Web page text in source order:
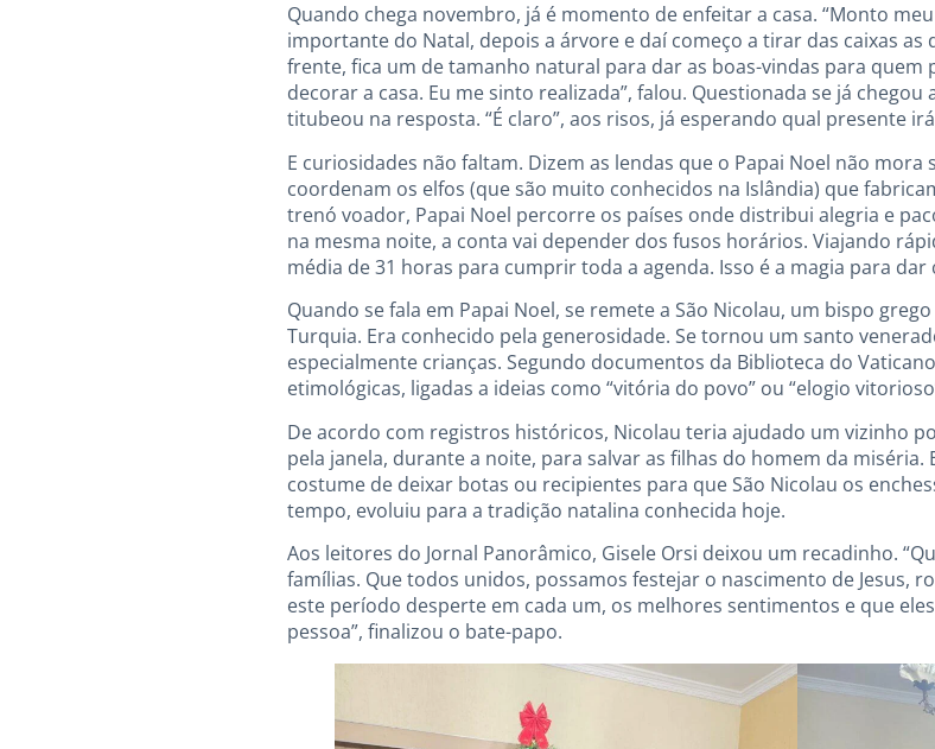
Quando chega novembro, já é momento de enfeitar a casa. “Monto
importante do Natal, depois a árvore e daí começo a tirar das caixas as
frente, fica um de tamanho natural para dar as boas-vindas para quem
decorar a casa. Eu me sinto realizada”, falou. Questionada se já
titubeou na resposta. “É claro”, aos risos, já esperando qual presente
E curiosidades não faltam. Dizem as lendas que o Papai Noel não mora
coordenam os elfos (que são muito conhecidos na Islândia) que
trenó voador, Papai Noel percorre os países onde distribui alegria e
na mesma noite, a conta vai depender dos fusos horários. Viajando
média de 31 horas para cumprir toda a agenda. Isso é a magia para
Quando se fala em Papai Noel, se remete a São Nicolau, um bispo
Turquia. Era conhecido pela generosidade. Se tornou um santo
especialmente crianças. Segundo documentos da Biblioteca do
etimológicas, ligadas a ideias como “vitória do povo” ou “elogio
De acordo com registros históricos, Nicolau teria ajudado um vizinho
pela janela, durante a noite, para salvar as filhas do homem da
costume de deixar botas ou recipientes para que São Nicolau os
tempo, evoluiu para a tradição natalina conhecida hoje.
Aos leitores do Jornal Panorâmico, Gisele Orsi deixou um recadinho.
famílias. Que todos unidos, possamos festejar o nascimento de Jesus,
este período desperte em cada um, os melhores sentimentos e que
pessoa”, finalizou o bate-papo.